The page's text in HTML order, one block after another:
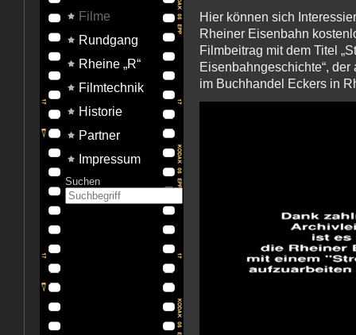
Filme
Rundgang
Rheine „R“
Filmtechnik
Historie
Partner
Impressum
Suchen
Hier können sich
Rheiner Eisenbahn
Filmbeitrag mit dem Titel
Eisenbahngeschichte“,
im Buchhandel Eckers in